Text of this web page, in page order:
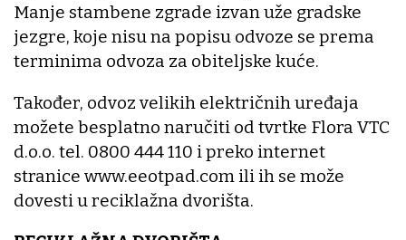
Manje stambene zgrade izvan uže gradske
jezgre, koje nisu na popisu odvoze se prema
terminima odvoza za obiteljske kuće.
Također, odvoz velikih električnih uređaja
možete besplatno naručiti od tvrtke Flora VTC
d.o.o. tel. 0800 444 110 i preko internet
stranice www.eeotpad.com ili ih se može
dovesti u reciklažna dvorišta.